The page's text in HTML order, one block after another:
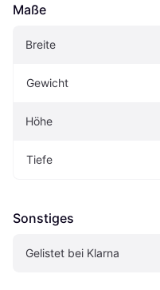
Maße
Breite
Gewicht
Höhe
Tiefe
Sonstiges
Gelistet bei Klarna